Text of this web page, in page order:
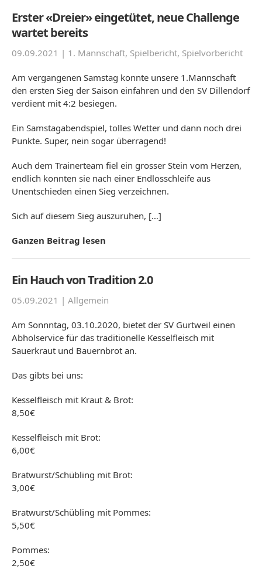
Erster «Dreier» eingetütet, neue Challenge
wartet bereits
09.09.2021 | 1. Mannschaft, Spielbericht, Spielvorbericht
Am vergangenen Samstag konnte unsere 1.Mannschaft
den ersten Sieg der Saison einfahren und den SV Dillendorf
verdient mit 4:2 besiegen.
Ein Samstagabendspiel, tolles Wetter und dann noch drei
Punkte. Super, nein sogar überragend!
Auch dem Trainerteam fiel ein grosser Stein vom Herzen,
endlich konnten sie nach einer Endlosschleife aus
Unentschieden einen Sieg verzeichnen.
Sich auf diesem Sieg auszuruhen, […]
Ganzen Beitrag lesen
Ein Hauch von Tradition 2.0
05.09.2021 | Allgemein
Am Sonnntag, 03.10.2020, bietet der SV Gurtweil einen
Abholservice für das traditionelle Kesselfleisch mit
Sauerkraut und Bauernbrot an.
Das gibts bei uns:
Kesselfleisch mit Kraut & Brot:
8,50€
Kesselfleisch mit Brot:
6,00€
Bratwurst/Schübling mit Brot:
3,00€
Bratwurst/Schübling mit Pommes:
5,50€
Pommes:
2,50€